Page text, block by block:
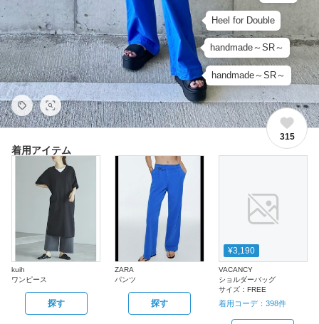
Heel for Double
handmade～SR～
handmade～SR～
315
着用アイテム
kuih
ワンピース
探す
ZARA
パンツ
探す
¥3,190
VACANCY
ショルダーバッグ
サイズ： FREE
着用コーデ： 398件